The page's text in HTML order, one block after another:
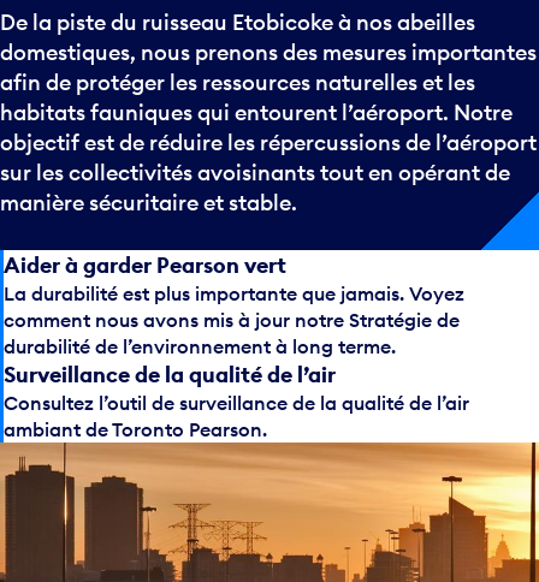
domestiques, nous prenons des mesures importantes
afin de protéger les ressources naturelles et les
habitats fauniques qui entourent l’aéroport. Notre
objectif est de réduire les répercussions de l’aéroport
sur les collectivités avoisinants tout en opérant de
manière sécuritaire et stable.
La durabilité est plus importante que jamais. Voyez
comment nous avons mis à jour notre Stratégie de
durabilité de l’environnement à long terme.
Surveillance de la qualité de l’air
Consultez l’outil de surveillance de la qualité de l’air
ambiant de Toronto Pearson.